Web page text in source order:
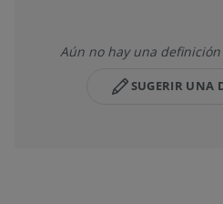
Aún no hay una
SUGERIR UNA